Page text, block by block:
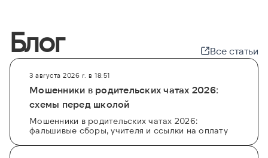
Блог Все статьи
3 августа 2026 г. в 18:51
Мошенники в родительских чатах 2026:
схемы перед школой
Мошенники в родительских чатах 2026:
фальшивые сборы, учителя и ссылки на оплату